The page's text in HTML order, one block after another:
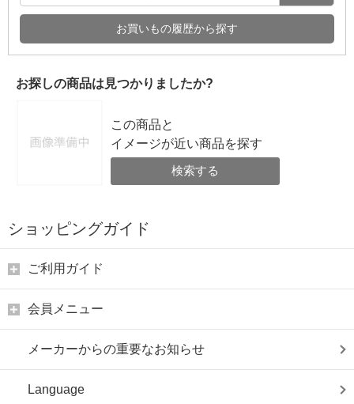
お買いもの履歴から探す
お探しの商品は見つかりましたか?
この商品と
イメージが近い商品を探す
検索する
ショッピングガイド
ご利用ガイド
会員メニュー
メーカーからの重要なお知らせ
Language